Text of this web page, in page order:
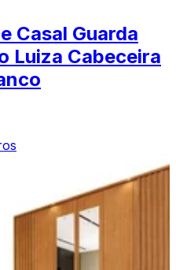
Casal Guarda
Luiza Cabeceira